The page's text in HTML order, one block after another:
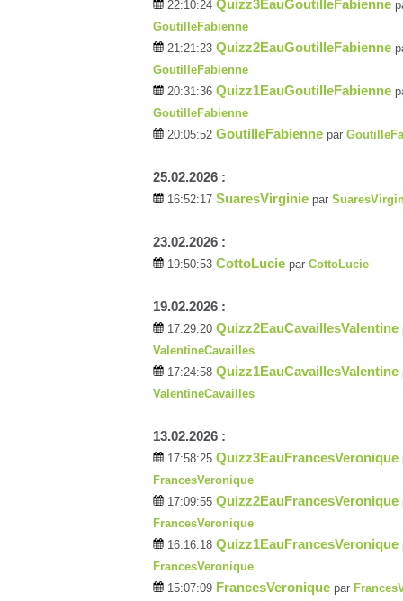
22:10:24 Quizz3EauGoutilleFabienne
GoutilleFabienne
21:21:23 Quizz2EauGoutilleFabienne
GoutilleFabienne
20:31:36 Quizz1EauGoutilleFabienne
GoutilleFabienne
20:05:52 GoutilleFabienne par
25.02.2026 :
16:52:17 SuaresVirginie par
23.02.2026 :
19:50:53 CottoLucie par CottoLucie
19.02.2026 :
17:29:20 Quizz2EauCavaillesValentine
ValentineCavailles
17:24:58 Quizz1EauCavaillesValentine
ValentineCavailles
13.02.2026 :
17:58:25 Quizz3EauFrancesVeronique
FrancesVeronique
17:09:55 Quizz2EauFrancesVeronique
FrancesVeronique
16:16:18 Quizz1EauFrancesVeronique
FrancesVeronique
15:07:09 FrancesVeronique par